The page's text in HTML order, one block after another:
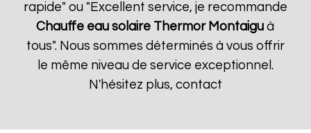
rapide" ou "Excellent service, je recommande
Chauffe eau solaire Thermor Montaigu à
tous". Nous sommes déterminés à vous offrir
le même niveau de service exceptionnel.
N'hésitez plus, contact